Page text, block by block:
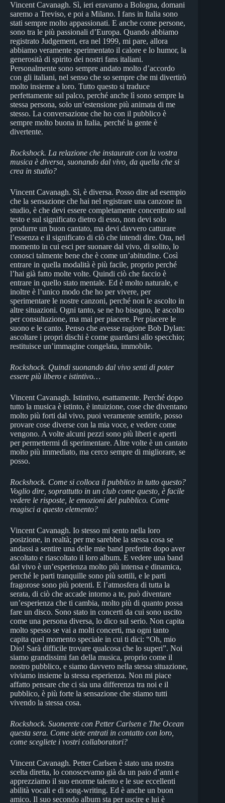
Vincent Cavanagh. Sì, ieri eravamo a Bologna, domani
saremo a Treviso, e poi a Milano. I fans in Italia sono
stati sempre molto appassionati. E anche come persone,
sono tra le più passionali d’Europa. Quando abbiamo
registrato Judgement, era nel 1999, mi pare, allora
abbiamo veramente sperimentato il calore e lo humor, la
generosità di spirito dei nostri fans italiani.
Personalmente sono sempre andato molto d’accordo
con gli italiani, nel senso che so sempre che mi divertirò
molto insieme a loro. Tutto questo si traduce
perfettamente sul palco, perché anche lì sono sempre la
stessa persona, solo un’estensione più animata di me
stesso. La conversazione che ho con il pubblico è
sempre molto buona in Italia, perché la gente è
divertente.
Rockshock. La relazione che instaurate con la vostra
musica è diversa, suonando dal vivo, da quella che si
crea in studio?
Vincent Cavanagh. Sì, è diversa. Posso dire ad esempio
che la sensazione che hai nel registrare una canzone in
studio, è che devi essere completamente concentrato sul
testo e sul significato dietro di esso, non devi solo
produrre un buon cantato, ma devi davvero catturare
l’essenza e il significato di ciò che intendi dire. Ora, nel
momento in cui esci per suonare dal vivo, di solito, lo
conosci talmente bene che è come un’abitudine. Così
entrare in quella modalità è più facile, proprio perché
l’hai già fatto molte volte. Quindi ciò che faccio è
entrare in quello stato mentale. Ed è molto naturale, e
inoltre è l’unico modo che ho per vivere, per
sperimentare le nostre canzoni, perché non le ascolto in
altre situazioni. Ogni tanto, se ne ho bisogno, le ascolto
per consultazione, ma mai per piacere. Per piacere le
suono e le canto. Penso che avesse ragione Bob Dylan:
ascoltare i propri dischi è come guardarsi allo specchio;
restituisce un’immagine congelata, immobile.
Rockshock. Quindi suonando dal vivo senti di poter
essere più libero e istintivo…
Vincent Cavanagh. Istintivo, esattamente. Perché dopo
tutto la musica è istinto, è intuizione, cose che diventano
molto più forti dal vivo, puoi veramente sentirle, posso
provare cose diverse con la mia voce, e vedere come
vengono. A volte alcuni pezzi sono più liberi e aperti
per permettermi di sperimentare. Altre volte è un cantato
molto più immediato, ma cerco sempre di migliorare, se
posso.
Rockshock. Come si colloca il pubblico in tutto questo?
Voglio dire, soprattutto in un club come questo, è facile
vedere le risposte, le emozioni del pubblico. Come
reagisci a questo elemento?
Vincent Cavanagh. Io stesso mi sento nella loro
posizione, in realtà; per me sarebbe la stessa cosa se
andassi a sentire una delle mie band preferite dopo aver
ascoltato e riascoltato il loro album. E vedere una band
dal vivo è un’esperienza molto più intensa e dinamica,
perché le parti tranquille sono più sottili, e le parti
fragorose sono più potenti. E l’atmosfera di tutta la
serata, di ciò che accade intorno a te, può diventare
un’esperienza che ti cambia, molto più di quanto possa
fare un disco. Sono stato in concerti da cui sono uscito
come una persona diversa, lo dico sul serio. Non capita
molto spesso se vai a molti concerti, ma ogni tanto
capita quel momento speciale in cui ti dici: “Oh, mio
Dio! Sarà difficile trovare qualcosa che lo superi”. Noi
siamo grandissimi fan della musica, proprio come il
nostro pubblico, e siamo davvero nella stessa situazione,
viviamo insieme la stessa esperienza. Non mi piace
affatto pensare che ci sia una differenza tra noi e il
pubblico, è più forte la sensazione che stiamo tutti
vivendo la stessa cosa.
Rockshock. Suonerete con Petter Carlsen e The Ocean
questa sera. Come siete entrati in contatto con loro,
come scegliete i vostri collaboratori?
Vincent Cavanagh. Petter Carlsen è stato una nostra
scelta diretta, lo conoscevamo già da un paio d’anni e
apprezziamo il suo enorme talento e le sue eccellenti
abilità vocali e di song-writing. Ed è anche un buon
amico. Il suo secondo album sta per uscire e lui è